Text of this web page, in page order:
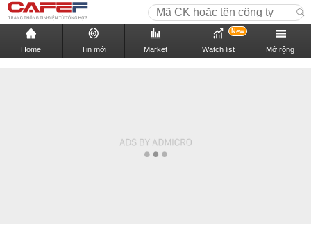
Home Tin mới Market Watch list
New
Mở rộng